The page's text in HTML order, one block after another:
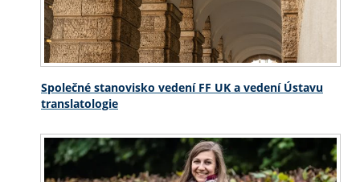
Společné stanovisko vedení FF UK a vedení Ústavu
translatologie